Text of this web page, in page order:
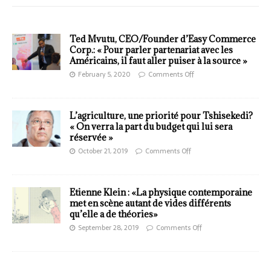
Ted Mvutu, CEO/Founder d’Easy Commerce
Corp.: « Pour parler partenariat avec les
Américains, il faut aller puiser à la source »
February 5, 2020 Comments Off
L’agriculture, une priorité pour Tshisekedi?
« On verra la part du budget qui lui sera
réservée »
October 21, 2019 Comments Off
Etienne Klein : «La physique contemporaine
met en scène autant de vides différents
qu’elle a de théories»
September 28, 2019 Comments Off